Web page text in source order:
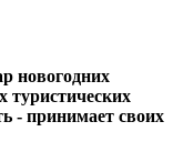
новогодних
туристических
- принимает своих